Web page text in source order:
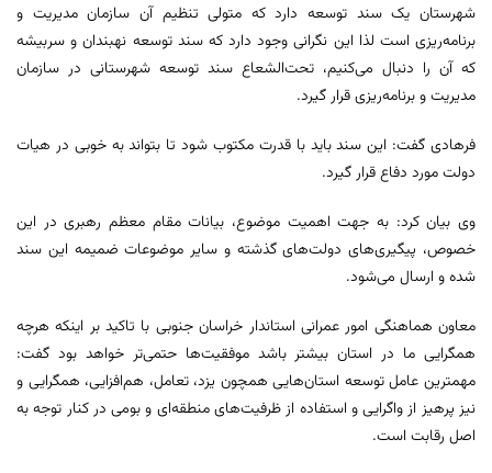
شهرستان یک سند توسعه دارد که متولی تنظیم آن سازمان مدیریت و
برنامه‌ریزی است لذا این نگرانی وجود دارد که سند توسعه نهبندان و سربیشه
که آن را دنبال می‌کنیم، تحت‌الشعاع سند توسعه شهرستانی در سازمان
مدیریت و برنامه‌ریزی قرار گیرد.
فرهادی گفت: این سند باید با قدرت مکتوب شود تا بتواند به خوبی در هیات
دولت مورد دفاع قرار گیرد.
وی بیان کرد: به جهت اهمیت موضوع، بیانات مقام معظم رهبری در این
خصوص، پیگیری‌های دولت‌های گذشته و سایر موضوعات ضمیمه این سند
شده و ارسال می‌شود.
معاون هماهنگی امور عمرانی استاندار خراسان جنوبی با تاکید بر اینکه هرچه
همگرایی ما در استان بیشتر باشد موفقیت‌ها حتمی‌تر خواهد بود گفت:
مهمترین عامل توسعه استان‌هایی همچون یزد، تعامل، هم‌افزایی، همگرایی و
نیز پرهیز از واگرایی و استفاده از ظرفیت‌های منطقه‌ای و بومی در کنار توجه به
اصل رقابت است.